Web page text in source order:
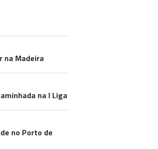
na Madeira
na I Liga
no Porto de